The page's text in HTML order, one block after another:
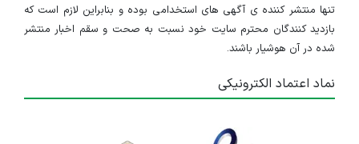
تنها منتشر کننده ی آگهی های استخدامی بوده و بنابراین لازم است که
بازدید کنندگان محترم سایت خود نسبت به صحت و سقم اخبار منتشر
شده در آن هوشیار باشند.
نماد اعتماد الکترونیکی